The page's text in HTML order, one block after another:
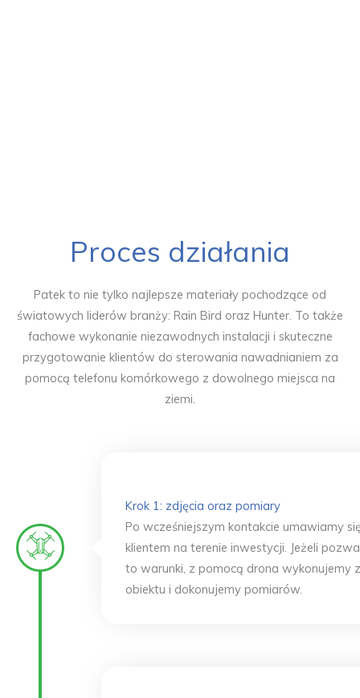
Proces działania
Patek to nie tylko najlepsze materiały pochodzące od
światowych liderów branży: Rain Bird oraz Hunter. To także
fachowe wykonanie niezawodnych instalacji i skuteczne
przygotowanie klientów do sterowania nawadnianiem za
pomocą telefonu komórkowego z dowolnego miejsca na
ziemi.
Krok 1: zdjęcia oraz pomiary
Po wcześniejszym kontakcie umawiamy
klientem na terenie inwestycji. Jeżeli
to warunki, z pomocą drona wykonujemy
obiektu i dokonujemy pomiarów.